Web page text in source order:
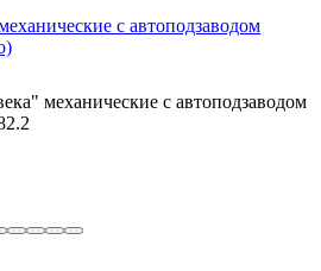
с автоподзаводом
механические с автоподзаводом